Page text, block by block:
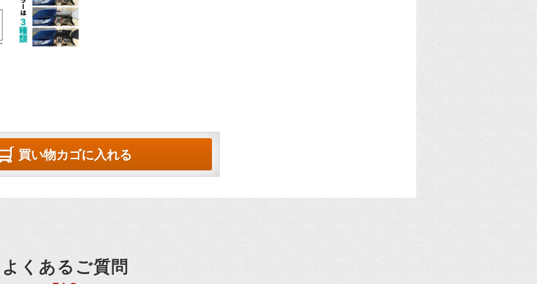
買い物カゴに入れる
よくあるご質問